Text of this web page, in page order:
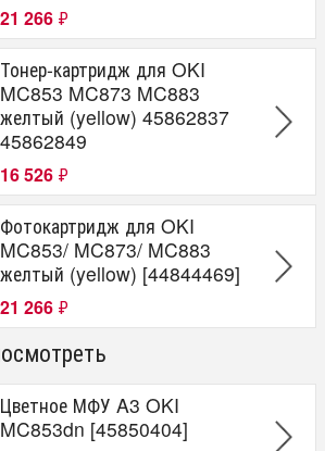
21 266 ₽
Тонер-картридж для OKI
MC853 MC873 MC883
желтый (yellow) 45862837
45862849
16 526 ₽
Фотокартридж для OKI
MC853/ MC873/ MC883
желтый (yellow) [44844469]
21 266 ₽
Цветное МФУ A3 OKI
MC853dn [45850404]